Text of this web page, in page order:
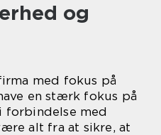
og
med fokus på
en stærk fokus på
forbindelse med
alt fra at sikre, at